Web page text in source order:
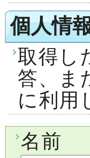
個人情
取得し
答、ま
に利用
名前